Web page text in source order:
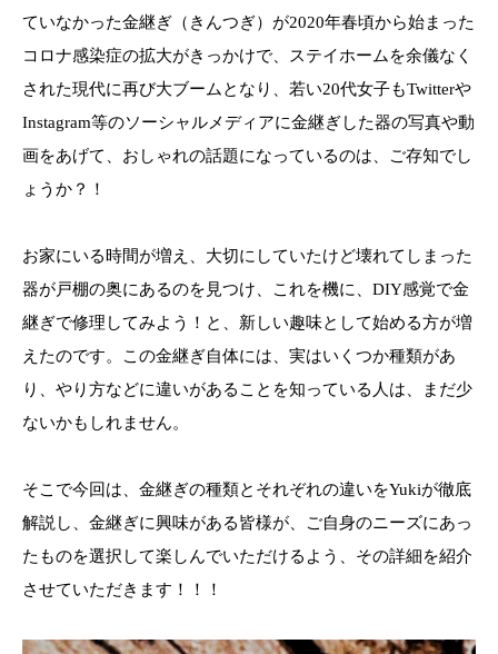
ていなかった金継ぎ（きんつぎ）が2020年春頃から始まった
コロナ感染症の拡大がきっかけで、ステイホームを余儀なく
された現代に再び大ブームとなり、若い20代女子もTwitterや
Instagram等のソーシャルメディアに金継ぎした器の写真や動
画をあげて、おしゃれの話題になっているのは、ご存知でし
ょうか？！
お家にいる時間が増え、大切にしていたけど壊れてしまった
器が戸棚の奥にあるのを見つけ、これを機に、DIY感覚で金
継ぎで修理してみよう！と、新しい趣味として始める方が増
えたのです。この金継ぎ自体には、実はいくつか種類があ
り、やり方などに違いがあることを知っている人は、まだ少
ないかもしれません。
そこで今回は、金継ぎの種類とそれぞれの違いをYukiが徹底
解説し、金継ぎに興味がある皆様が、ご自身のニーズにあっ
たものを選択して楽しんでいただけるよう、その詳細を紹介
させていただきます！！！